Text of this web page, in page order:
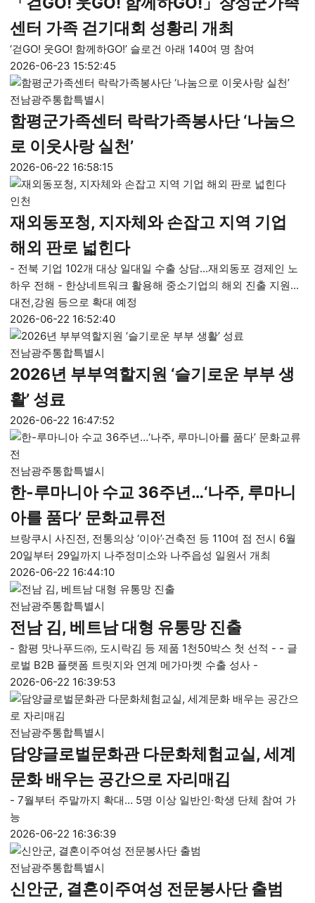
센터 가족 걷기대회 성황리 개최
‘걷GO! 웃GO! 함께하GO!’ 슬로건 아래 140여 명 참여
2026-06-23 15:52:45
전남광주통합특별시
함평군가족센터 락락가족봉사단 ‘나눔으
로 이웃사랑 실천’
2026-06-22 16:58:15
인천
재외동포청, 지자체와 손잡고 지역 기업
해외 판로 넓힌다
- 전북 기업 102개 대상 일대일 수출 상담...재외동포 경제인 노
하우 전해 - 한상네트워크 활용해 중소기업의 해외 진출 지원...
대전,강원 등으로 확대 예정
2026-06-22 16:52:40
전남광주통합특별시
2026년 부부역할지원 ‘슬기로운 부부 생
활’ 성료
2026-06-22 16:47:52
전남광주통합특별시
한-루마니아 수교 36주년…‘나주, 루마니
아를 품다’ 문화교류전
브랑쿠시 사진전, 전통의상 ‘이아’·건축전 등 110여 점 전시 6월
20일부터 29일까지 나주정미소와 나주읍성 일원서 개최
2026-06-22 16:44:10
전남광주통합특별시
전남 김, 베트남 대형 유통망 진출
- 함평 맛나푸드㈜, 도시락김 등 제품 1천50박스 첫 선적 - - 글
로벌 B2B 플랫폼 트릿지와 연계 메가마켓 수출 성사 -
2026-06-22 16:39:53
전남광주통합특별시
담양글로벌문화관 다문화체험교실, 세계
문화 배우는 공간으로 자리매김
- 7월부터 주말까지 확대… 5명 이상 일반인·학생 단체 참여 가
능
2026-06-22 16:36:39
전남광주통합특별시
신안군, 결혼이주여성 전문봉사단 출범